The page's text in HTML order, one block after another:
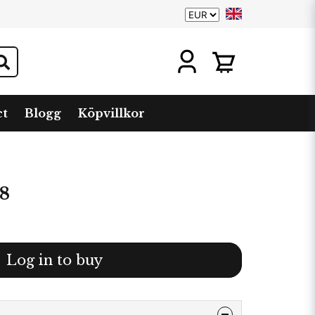
Blogg Köpvillkor
Log in to buy